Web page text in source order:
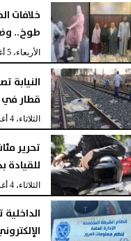
طوخ..
الأربعاء، 5 أغسطس 2026
قطار في
الثلاثاء، 4 أغسطس 2026
تحرير
للقيادة
الثلاثاء، 4 أغسطس 2026